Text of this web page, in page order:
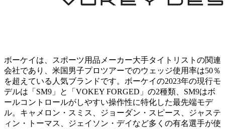
ボーケイは、スポーツ用品メーカー大手タイトリストの関連
会社であり、米国男子プロツアーでのウェッジ使用率は50％
を超えている人気ブランドです。ボーケイの2023年の現行モ
デルは「SM9」と「VOKEY FORGED」の2種類、SM9はボ
ールコントロールがしやすい操作性に特化した最先端モデ
ル。キャメロン・スミス、ジョーダン・スピース、ジャステ
ィン・トーマス、ジェイソン・デイなど多くの有名選手が使